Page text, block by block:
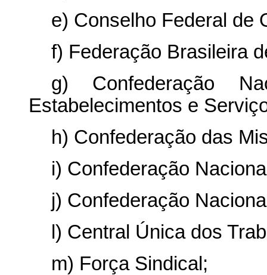
e) Conselho Federal de
f) Federação Brasileira
g) Confederação
Estabelecimentos e
h) Confederação das
i) Confederação
j) Confederação
l) Central Única dos
m) Força Sindical;